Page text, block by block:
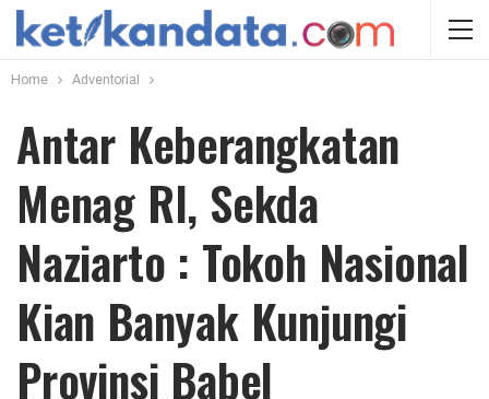
Home Adventorial
Antar Keberangkatan
Menag RI, Sekda
Naziarto : Tokoh Nasional
Kian Banyak Kunjungi
Provinsi Babel